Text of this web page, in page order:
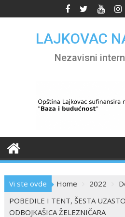
to
LAJKOVAC
Nezavisni
Vi ste ovde Home 2022
POBEDILE I TENT, ŠESTA
ODBOJKAŠICA ŽELEZNIČARA